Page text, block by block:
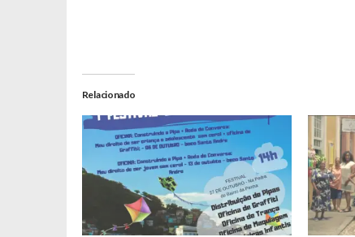
Relacionado